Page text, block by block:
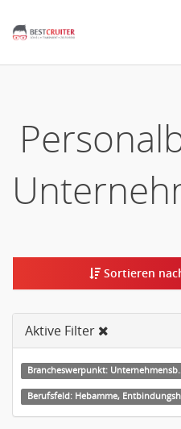
Sortieren
Aktive Filter